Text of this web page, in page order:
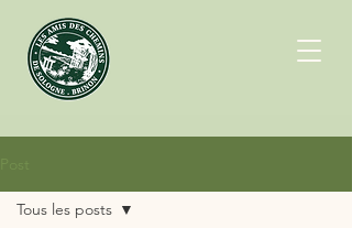
Tous les posts